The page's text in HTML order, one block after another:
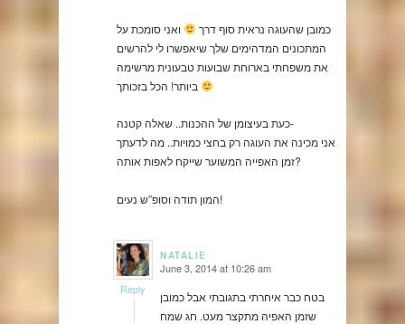
כמובן שהעוגה נראית סוף דרך
ואני סומכת על
המתכונים המדהימים שלך שיאפשרו לי להרשים
את משפחתי בארוחת שבועות טבעונית מרשימה
כעת בעיצומן של ההכנות.. שאלה קטנה-
אני מכינה את העוגה רק בחצי כמויות.. מה לדעתך
זמן האפייה המשוער שייקח לאפות אותה?
המון תודה וסופ”ש נעים!
NATALIE
says: June 3, 2014 at 10:26 am
בטח כבר איחרתי בתגובתי אבל כמובן
שזמן האפיה מתקצר מעט. חג שמח
Reply